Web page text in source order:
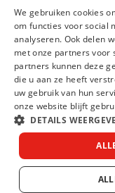
©
We gebruiken cookies
om functies voor social
analyseren. Ook delen
met onze partners voor
partners kunnen deze
die u aan ze heeft
uw gebruik van hun
onze website blijft
DETAILS